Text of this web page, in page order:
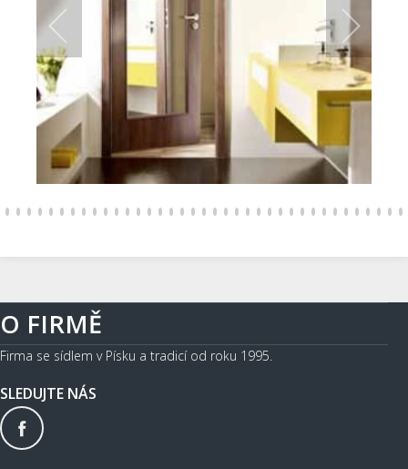
O FIRMĚ
Firma se sídlem v Písku a tradicí od roku 1995.
SLEDUJTE NÁS